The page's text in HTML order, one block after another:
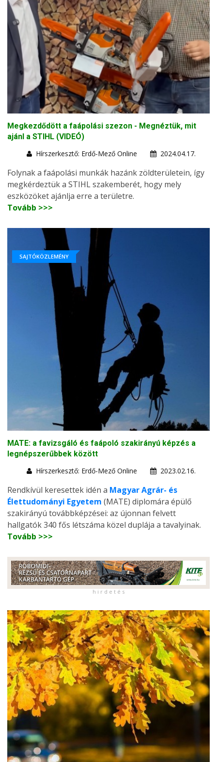
Megkezdődött a faápolási szezon - Megnéztük, mit
ajánl a STIHL (VIDEÓ)
Hírszerkesztő: Erdő-Mező Online
2024.04.17.
Folynak a faápolási munkák hazánk zöldterületein, így
megkérdeztük a STIHL szakemberét, hogy mely
eszközöket ajánlja erre a területre.
Tovább >>>
SAJTÓKÖZLEMÉNY
MATE: a favizsgáló és faápoló szakirányú képzés a
legnépszerűbbek között
Hírszerkesztő: Erdő-Mező Online
2023.02.16.
Rendkívül keresettek idén a Magyar Agrár- és
Élettudományi Egyetem (MATE) diplomára épülő
szakirányú továbbképzései: az újonnan felvett
hallgatók 340 fős létszáma közel duplája a tavalyinak.
Tovább >>>
h i r d e t é s